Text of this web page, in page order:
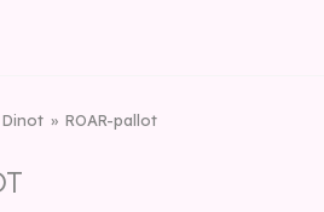
Dinot ROAR-pallot